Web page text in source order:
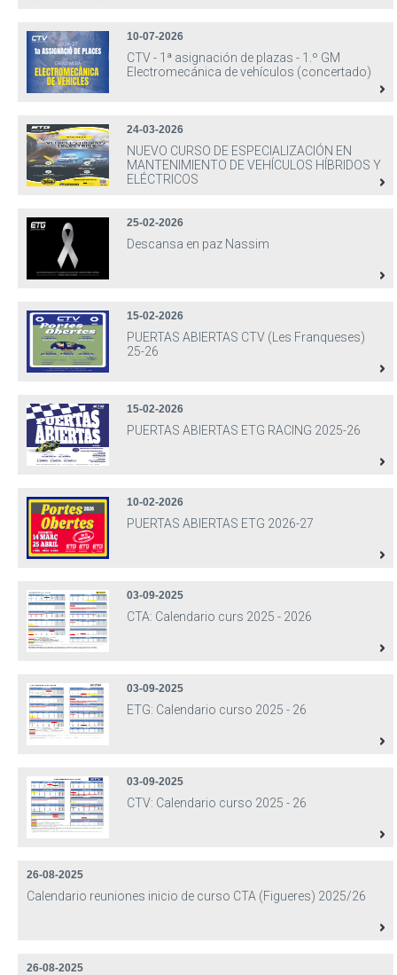
10-07-2026
CTV - 1ª asignación de plazas - 1.º GM
Electromecánica de vehículos (concertado)
24-03-2026
NUEVO CURSO DE ESPECIALIZACIÓN EN
MANTENIMIENTO DE VEHÍCULOS HÍBRIDOS Y
ELÉCTRICOS
25-02-2026
Descansa en paz Nassim
15-02-2026
PUERTAS ABIERTAS CTV (Les Franqueses)
25-26
15-02-2026
PUERTAS ABIERTAS ETG RACING 2025-26
10-02-2026
PUERTAS ABIERTAS ETG 2026-27
03-09-2025
CTA: Calendario curs 2025 - 2026
03-09-2025
ETG: Calendario curso 2025 - 26
03-09-2025
CTV: Calendario curso 2025 - 26
26-08-2025
Calendario reuniones inicio de curso CTA (Figueres) 2025/26
26-08-2025